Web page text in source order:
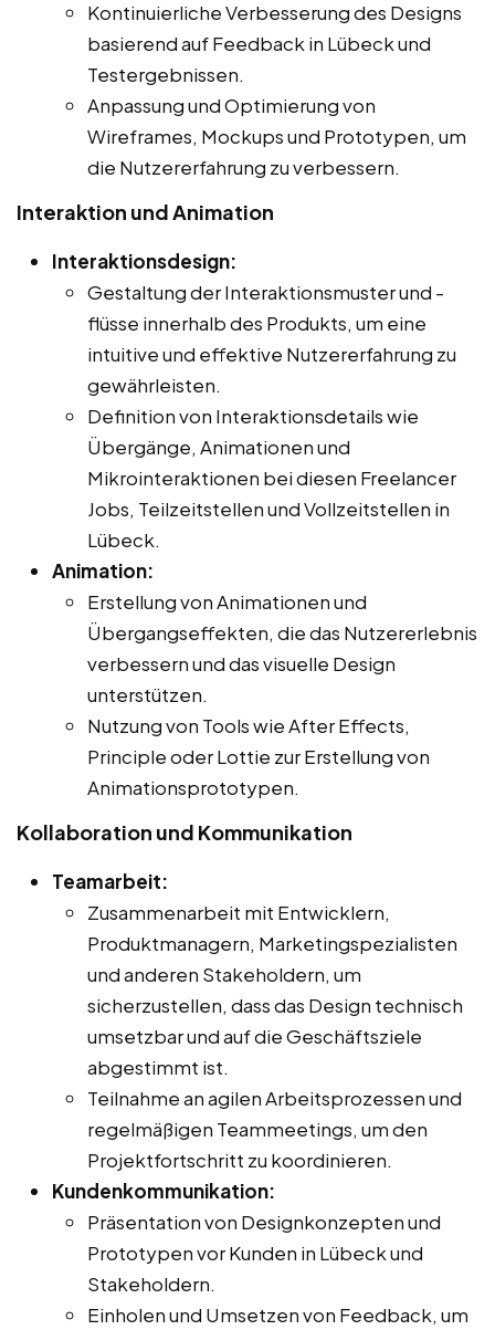
Kontinuierliche Verbesserung des Designs
basierend auf Feedback in Lübeck und
Testergebnissen.
Anpassung und Optimierung von
Wireframes, Mockups und Prototypen, um
die Nutzererfahrung zu verbessern.
Interaktion und Animation
Interaktionsdesign:
Gestaltung der Interaktionsmuster und -
flüsse innerhalb des Produkts, um eine
intuitive und effektive Nutzererfahrung zu
gewährleisten.
Definition von Interaktionsdetails wie
Übergänge, Animationen und
Mikrointeraktionen bei diesen Freelancer
Jobs, Teilzeitstellen und Vollzeitstellen in
Lübeck.
Animation:
Erstellung von Animationen und
Übergangseffekten, die das Nutzererlebnis
verbessern und das visuelle Design
unterstützen.
Nutzung von Tools wie After Effects,
Principle oder Lottie zur Erstellung von
Animationsprototypen.
Kollaboration und Kommunikation
Teamarbeit:
Zusammenarbeit mit Entwicklern,
Produktmanagern, Marketingspezialisten
und anderen Stakeholdern, um
sicherzustellen, dass das Design technisch
umsetzbar und auf die Geschäftsziele
abgestimmt ist.
Teilnahme an agilen Arbeitsprozessen und
regelmäßigen Teammeetings, um den
Projektfortschritt zu koordinieren.
Kundenkommunikation:
Präsentation von Designkonzepten und
Prototypen vor Kunden in Lübeck und
Stakeholdern.
Einholen und Umsetzen von Feedback, um